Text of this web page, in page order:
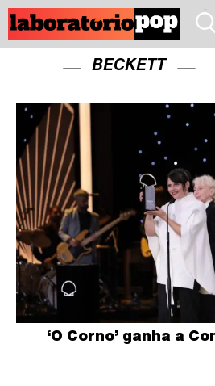
BECKETT
‘O Corno’ ganha a